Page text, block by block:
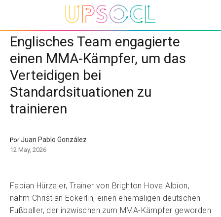
Englisches Team engagierte
einen MMA-Kämpfer, um das
Verteidigen bei
Standardsituationen zu
trainieren
PorJuan Pablo González
12 May, 2026
Fabian Hürzeler, Trainer von Brighton Hove Albion,
nahm Christian Eckerlin, einen ehemaligen deutschen
Fußballer, der inzwischen zum MMA-Kämpfer geworden